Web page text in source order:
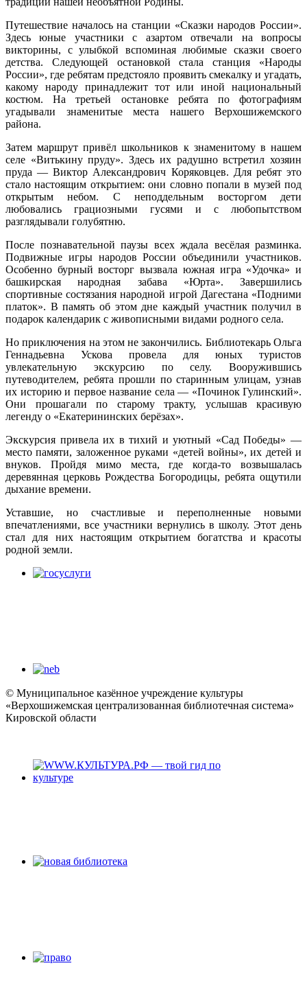
Путешествие началось на станции «Сказки народов России».
Здесь юные участники с азартом отвечали на вопросы
викторины, с улыбкой вспоминая любимые сказки своего
детства. Следующей остановкой стала станция «Народы
России», где ребятам предстояло проявить смекалку и угадать,
какому народу принадлежит тот или иной национальный
костюм. На третьей остановке ребята по фотографиям
угадывали знаменитые места нашего Верхошижемского
района.
Затем маршрут привёл школьников к знаменитому в нашем
селе «Витькину пруду». Здесь их радушно встретил хозяин
пруда — Виктор Александрович Коряковцев. Для ребят это
стало настоящим открытием: они словно попали в музей под
открытым небом. С неподдельным восторгом дети
любовались грациозными гусями и с любопытством
разглядывали голубятню.
После познавательной паузы всех ждала весёлая разминка.
Подвижные игры народов России объединили участников.
Особенно бурный восторг вызвала южная игра «Удочка» и
башкирская народная забава «Юрта». Завершились
спортивные состязания народной игрой Дагестана «Подними
платок». В память об этом дне каждый участник получил в
подарок календарик с живописными видами родного села.
Но приключения на этом не закончились. Библиотекарь Ольга
Геннадьевна Ускова провела для юных туристов
увлекательную экскурсию по селу. Вооружившись
путеводителем, ребята прошли по старинным улицам, узнав
их историю и первое название села — «Починок Гулинский».
Они прошагали по старому тракту, услышав красивую
легенду о «Екатерининских берёзах».
Экскурсия привела их в тихий и уютный «Сад Победы» —
место памяти, заложенное руками «детей войны», их детей и
внуков. Пройдя мимо места, где когда-то возвышалась
деревянная церковь Рождества Богородицы, ребята ощутили
дыхание времени.
Уставшие, но счастливые и переполненные новыми
впечатлениями, все участники вернулись в школу. Этот день
стал для них настоящим открытием богатства и красоты
родной земли.
© Муниципальное казённое учреждение культуры
«Верхошижемская централизованная библиотечная система»
Кировской области